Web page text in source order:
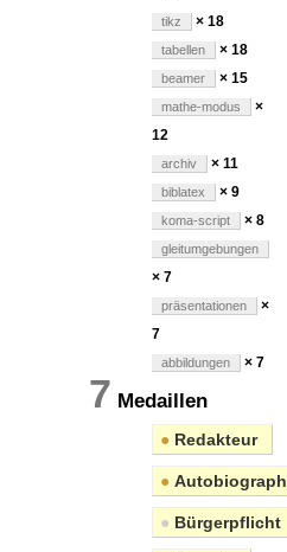
tikz × 18
tabellen × 18
beamer × 15
mathe-modus
×
12
archiv × 11
biblatex × 9
koma-script × 8
gleitumgebungen
× 7
präsentationen
×
7
abbildungen × 7
7 Medaillen
● Redakteur
● Autobiograph
● Bürgerpflicht